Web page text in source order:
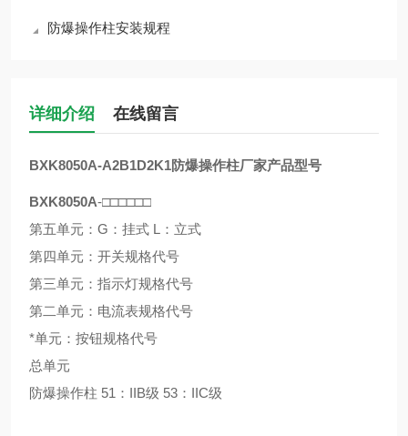
防爆操作柱安装规程
详细介绍 在线留言
BXK8050A-A2B1D2K1防爆操作柱厂家产品型号
BXK8050A-□□□□□□
第五单元：G：挂式 L：立式
第四单元：开关规格代号
第三单元：指示灯规格代号
第二单元：电流表规格代号
*单元：按钮规格代号
总单元
防爆操作柱 51：IIB级 53：IIC级